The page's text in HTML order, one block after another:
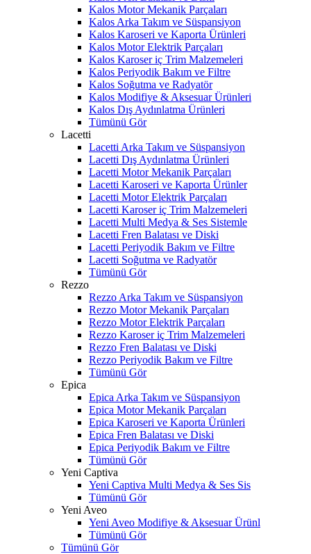
Kalos Motor Mekanik Parçaları
Kalos Arka Takım ve Süspansiyon
Kalos Karoseri ve Kaporta Ürünleri
Kalos Motor Elektrik Parçaları
Kalos Karoser iç Trim Malzemeleri
Kalos Periyodik Bakım ve Filtre
Kalos Soğutma ve Radyatör
Kalos Modifiye & Aksesuar Ürünleri
Kalos Dış Aydınlatma Ürünleri
Tümünü Gör
Lacetti
Lacetti Arka Takım ve Süspansiyon
Lacetti Dış Aydınlatma Ürünleri
Lacetti Motor Mekanik Parçaları
Lacetti Karoseri ve Kaporta Ürünler
Lacetti Motor Elektrik Parçaları
Lacetti Karoser iç Trim Malzemeleri
Lacetti Multi Medya & Ses Sistemle
Lacetti Fren Balatası ve Diski
Lacetti Periyodik Bakım ve Filtre
Lacetti Soğutma ve Radyatör
Tümünü Gör
Rezzo
Rezzo Arka Takım ve Süspansiyon
Rezzo Motor Mekanik Parçaları
Rezzo Motor Elektrik Parçaları
Rezzo Karoser iç Trim Malzemeleri
Rezzo Fren Balatası ve Diski
Rezzo Periyodik Bakım ve Filtre
Tümünü Gör
Epica
Epica Arka Takım ve Süspansiyon
Epica Motor Mekanik Parçaları
Epica Karoseri ve Kaporta Ürünleri
Epica Fren Balatası ve Diski
Epica Periyodik Bakım ve Filtre
Tümünü Gör
Yeni Captiva
Yeni Captiva Multi Medya & Ses Sis
Tümünü Gör
Yeni Aveo
Yeni Aveo Modifiye & Aksesuar Ürünl
Tümünü Gör
Tümünü Gör